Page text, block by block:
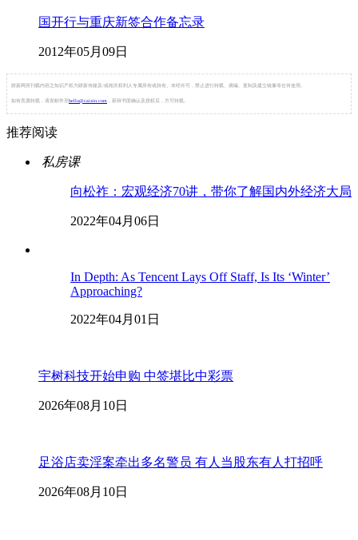
国开行与重庆新签合作备忘录
2012年05月09日
财新网所刊载内容之知识产权为财新传媒及/或相关权利人专属所有或持有。未经许可，禁止进行转载、摘编、复制及建立镜像等任何使用。
如有意愿转载，请发邮件至 hello@caixin.com ，获得书面确认及授权后，方可转载。
推荐阅读
私房课
向松祚：宏观经济70讲，带你了解国内外经济大局
2022年04月06日
In Depth: As Tencent Lays Off Staff, Is Its ‘Winter’
Approaching?
2022年04月01日
宇树科技开始申购 中签堪比中彩票
2026年08月10日
足浴店卖淫案牵出多名警员 有人当股东有人打招呼
2026年08月10日